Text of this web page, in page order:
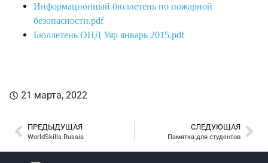
Информационный бюллетень по пожарной
безопасности.pdf
Бюллетень ОНД Уяр январь 2015.pdf
21 марта, 2022
ПРЕДЫДУЩАЯ
WorldSkills Russia
СЛЕДУЮЩАЯ
Памятка для студентов